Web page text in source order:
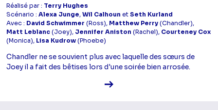
Réalisé par : Terry Hughes
Scénario :Alexa Junge,Wil Calhoun etSeth Kurland
Avec : David Schwimmer (Ross), Matthew Perry(Chandler),
Matt Leblanc(Joey), Jennifer Aniston (Rachel), Courteney Cox
(Monica), Lisa Kudrow(Phoebe)
Chandler ne se souvient plus avec laquelle des sœurs de
Joey il a fait des bêtises lors d'une soirée bien arrosée.
Voir la fiche diffusion